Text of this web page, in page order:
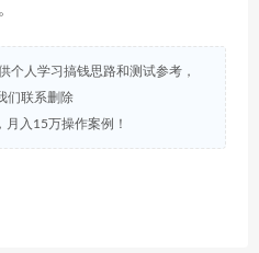
个人学习搞钱思路和测试参考，
们联系删除
月入15万操作案例！